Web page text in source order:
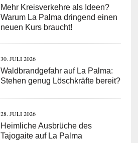
Mehr Kreisverkehre als Ideen?
Warum La Palma dringend einen
neuen Kurs braucht!
30. JULI 2026
Waldbrandgefahr auf La Palma:
Stehen genug Löschkräfte bereit?
28. JULI 2026
Heimliche Ausbrüche des
Tajogaite auf La Palma